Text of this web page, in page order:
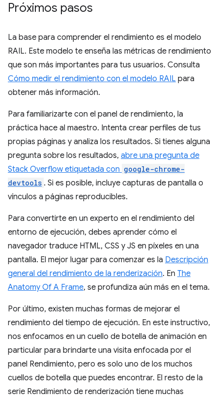
Próximos pasos
La base para comprender el rendimiento es el modelo
RAIL. Este modelo te enseña las métricas de rendimiento
que son más importantes para tus usuarios. Consulta
Cómo medir el rendimiento con el modelo RAIL para
obtener más información.
Para familiarizarte con el panel de rendimiento, la
práctica hace al maestro. Intenta crear perfiles de tus
propias páginas y analiza los resultados. Si tienes alguna
pregunta sobre los resultados, abre una pregunta de
Stack Overflow etiquetada con google-chrome-
devtools . Si es posible, incluye capturas de pantalla o
vínculos a páginas reproducibles.
Para convertirte en un experto en el rendimiento del
entorno de ejecución, debes aprender cómo el
navegador traduce HTML, CSS y JS en píxeles en una
pantalla. El mejor lugar para comenzar es la Descripción
general del rendimiento de la renderización. En The
Anatomy Of A Frame, se profundiza aún más en el tema.
Por último, existen muchas formas de mejorar el
rendimiento del tiempo de ejecución. En este instructivo,
nos enfocamos en un cuello de botella de animación en
particular para brindarte una visita enfocada por el
panel Rendimiento, pero es solo uno de los muchos
cuellos de botella que puedes encontrar. El resto de la
serie Rendimiento de renderización tiene muchas